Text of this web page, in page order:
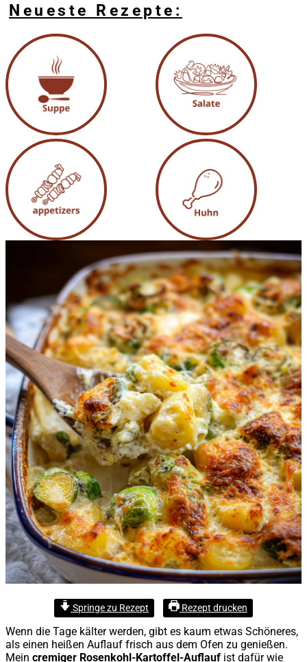
Neueste Rezepte:
Springe zu Rezept Rezept drucken
Wenn die Tage kälter werden, gibt es kaum etwas Schöneres,
als einen heißen Auflauf frisch aus dem Ofen zu genießen.
Mein cremiger Rosenkohl-Kartoffel-Auflauf ist dafür wie